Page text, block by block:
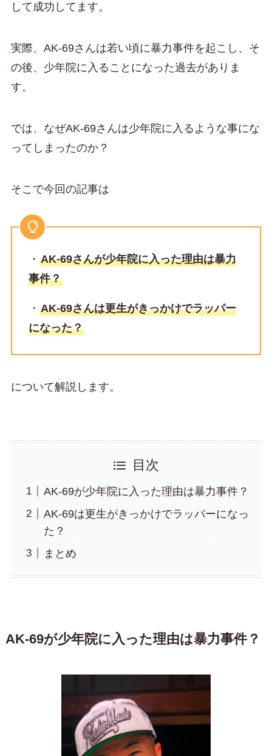
して成功してます。
実際、AK-69さんは若い頃に暴力事件を起こし、そ
の後、少年院に入ることになった過去がありま
す。
では、なぜAK-69さんは少年院に入るような事にな
ってしまったのか？
そこで今回の記事は
・ AK-69さんが少年院に入った理由は暴力
事件？
・ AK-69さんは更生がきっかけでラッパー
になった？
について解説します。
目次
AK-69が少年院に入った理由は暴力事件？
AK-69は更生がきっかけでラッパーになっ
た？
まとめ
AK-69が少年院に入った理由は暴力事件？